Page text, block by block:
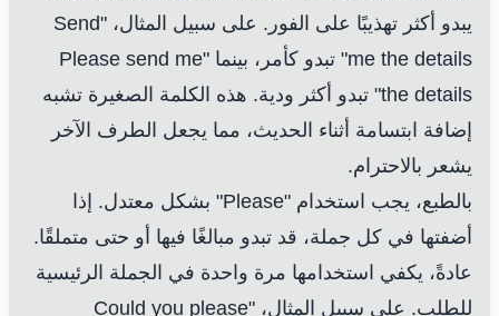
يبدو أكثر تهذيبًا على الفور. على سبيل المثال، "Send
me the details" تبدو كأمر، بينما "Please send me
the details" تبدو أكثر ودية. هذه الكلمة الصغيرة تشبه
إضافة ابتسامة أثناء الحديث، مما يجعل الطرف الآخر
يشعر بالاحترام.
بالطبع، يجب استخدام "Please" بشكل معتدل. إذا
أضفتها في كل جملة، قد تبدو مبالغًا فيها أو حتى متملقًا.
عادةً، يكفي استخدامها مرة واحدة في الجملة الرئيسية
للطلب. على سبيل المثال، "Could you please